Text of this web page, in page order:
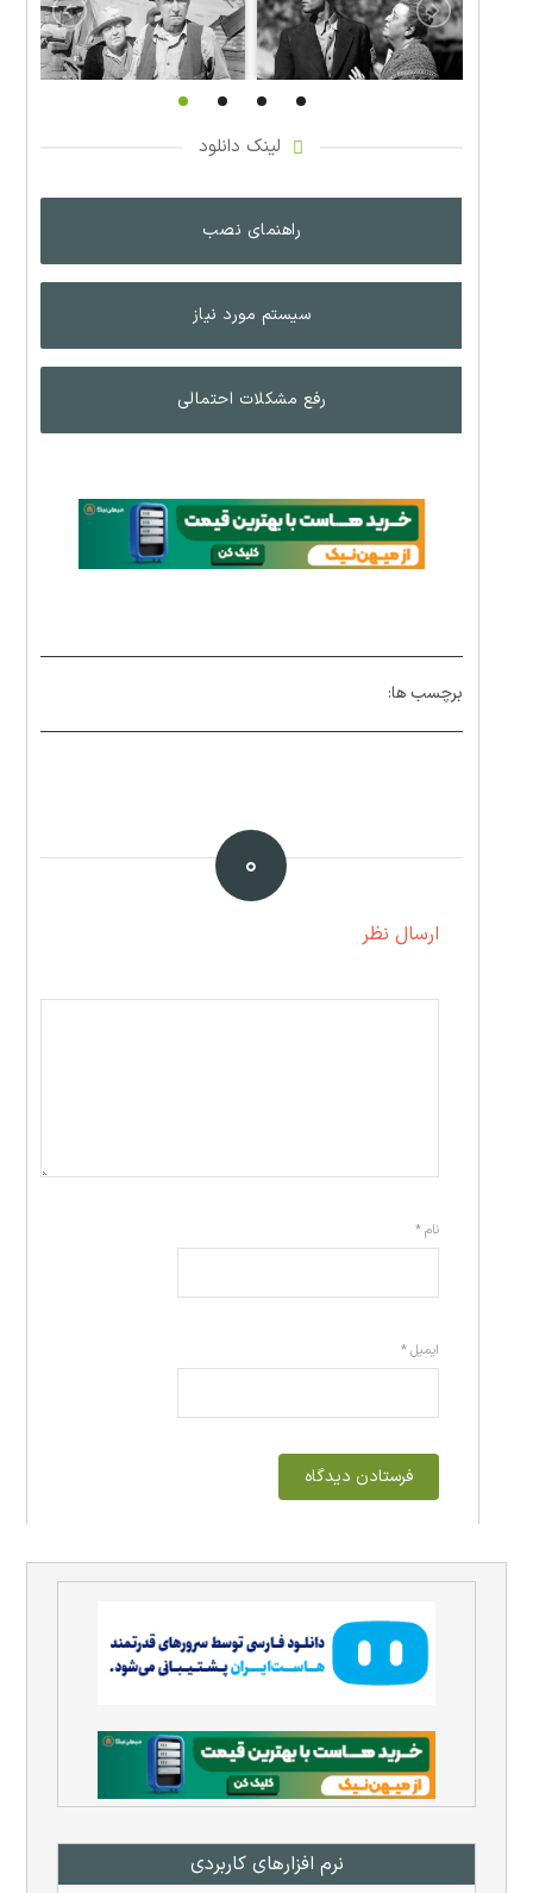
نرم افزار‌های کاربردی
لینک دانلود
راهنمای نصب
سیستم مورد نیاز
رفع مشکلات احتمالی
برچسب ها:
۰
ارسال نظر
نام*
ایمیل*